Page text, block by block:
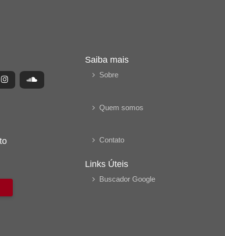
Saiba mais
Sobre
Quem somos
Contato
Links Úteis
Buscador Google